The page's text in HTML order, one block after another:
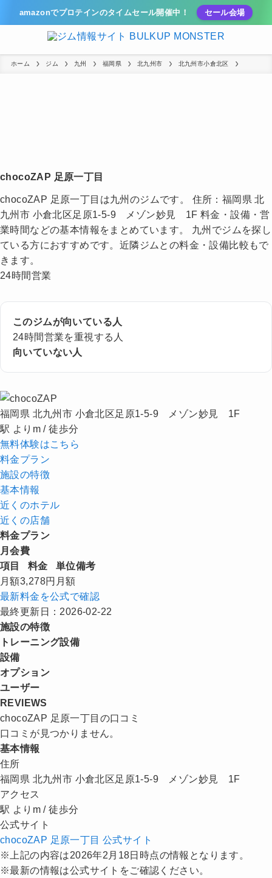
amazonでプロテインのタイムセール開催中！ セール会場
ホーム ジム 九州 福岡県 北九州市 北九州市小倉北区
chocoZAP 足原一丁目
chocoZAP 足原一丁目は九州のジムです。 住所：福岡県 北
九州市 小倉北区足原1-5-9 メゾン妙見 1F 料金・設備・営
業時間などの基本情報をまとめています。 九州でジムを探し
ている方におすすめです。近隣ジムとの料金・設備比較もで
きます。
24時間営業
このジムが向いている人
24時間営業を重視する人
向いていない人
福岡県 北九州市 小倉北区足原1-5-9 メゾン妙見 1F
駅 よりm / 徒歩分
無料体験はこちら
料金プラン
施設の特徴
基本情報
近くのホテル
近くの店舗
料金プラン
月会費
項目
料金 単位備考
月額3,278円 月額
最新料金を公式で確認
最終更新日：2026-02-22
施設の特徴
トレーニング設備
設備
オプション
ユーザー
REVIEWS
chocoZAP 足原一丁目の口コミ
口コミが見つかりません。
基本情報
住所
福岡県 北九州市 小倉北区足原1-5-9 メゾン妙見 1F
アクセス
駅 よりm / 徒歩分
公式サイト
chocoZAP 足原一丁目 公式サイト
※上記の内容は2026年2月18日時点の情報となります。
※最新の情報は公式サイトをご確認ください。